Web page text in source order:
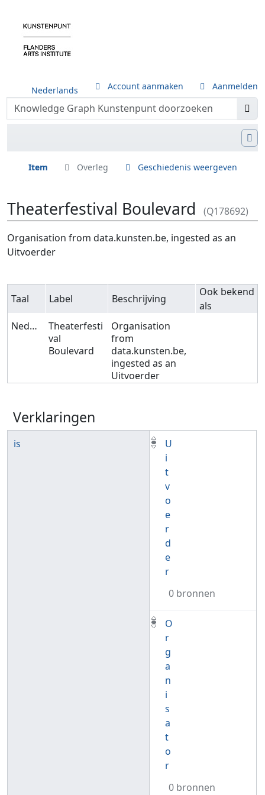
Nederlands Account aanmaken Aanmelden
Item Overleg Geschiedenis weergeven
Theaterfestival Boulevard (Q178692)
Ga naar:navigatie,zoeken
Organisation from data.kunsten.be, ingested as an
Uitvoerder
Taal Label Beschrijving
Ook bekend
als
Nederlands
Theaterfesti
val
Boulevard
Organisation
from
data.kunsten.be,
ingested as an
Uitvoerder
Verklaringen
is
U
i
t
v
o
e
r
d
e
r
0 bronnen
O
r
g
a
n
i
s
a
t
o
r
0 bronnen